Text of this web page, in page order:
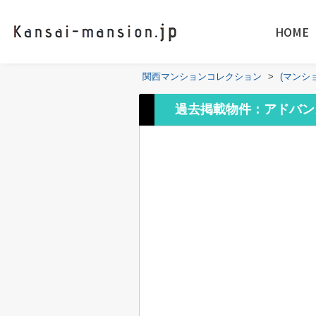
HOME
関西マンションコレクション > (マンシ
過去掲載物件：アドバ